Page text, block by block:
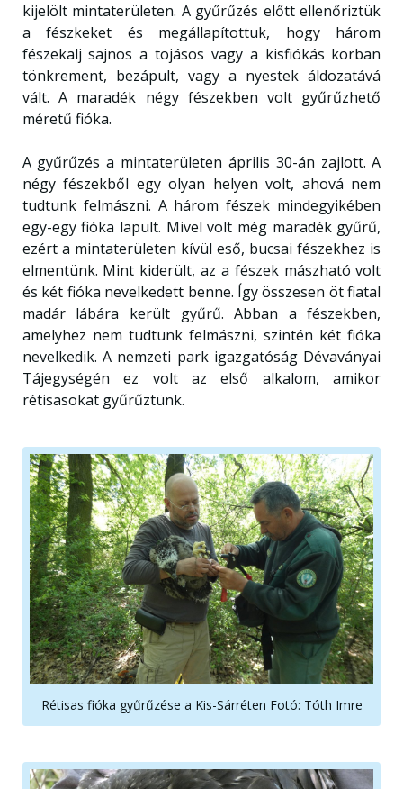
kijelölt mintaterületen. A gyűrűzés előtt ellenőriztük
a fészkeket és megállapítottuk, hogy három
fészekalj sajnos a tojásos vagy a kisfiókás korban
tönkrement, bezápult, vagy a nyestek áldozatává
vált. A maradék négy fészekben volt gyűrűzhető
méretű fióka.
A gyűrűzés a mintaterületen április 30-án zajlott. A
négy fészekből egy olyan helyen volt, ahová nem
tudtunk felmászni. A három fészek mindegyikében
egy-egy fióka lapult. Mivel volt még maradék gyűrű,
ezért a mintaterületen kívül eső, bucsai fészekhez is
elmentünk. Mint kiderült, az a fészek mászható volt
és két fióka nevelkedett benne. Így összesen öt fiatal
madár lábára került gyűrű. Abban a fészekben,
amelyhez nem tudtunk felmászni, szintén két fióka
nevelkedik. A nemzeti park igazgatóság Dévaványai
Tájegységén ez volt az első alkalom, amikor
rétisasokat gyűrűztünk.
Rétisas fióka gyűrűzése a Kis-Sárréten Fotó: Tóth Imre